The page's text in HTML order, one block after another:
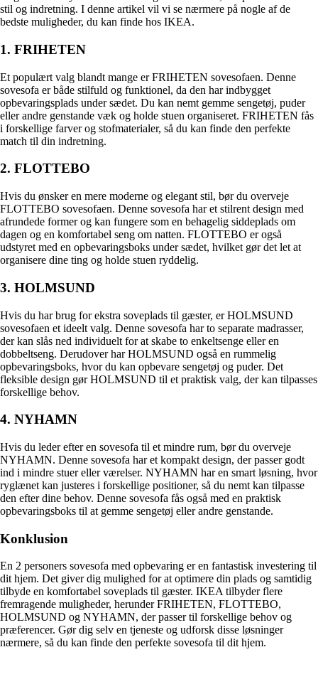
stil og indretning. I denne artikel vil vi se nærmere på nogle af de
bedste muligheder, du kan finde hos IKEA.
1. FRIHETEN
Et populært valg blandt mange er FRIHETEN sovesofaen. Denne
sovesofa er både stilfuld og funktionel, da den har indbygget
opbevaringsplads under sædet. Du kan nemt gemme sengetøj, puder
eller andre genstande væk og holde stuen organiseret. FRIHETEN fås
i forskellige farver og stofmaterialer, så du kan finde den perfekte
match til din indretning.
2. FLOTTEBO
Hvis du ønsker en mere moderne og elegant stil, bør du overveje
FLOTTEBO sovesofaen. Denne sovesofa har et stilrent design med
afrundede former og kan fungere som en behagelig siddeplads om
dagen og en komfortabel seng om natten. FLOTTEBO er også
udstyret med en opbevaringsboks under sædet, hvilket gør det let at
organisere dine ting og holde stuen ryddelig.
3. HOLMSUND
Hvis du har brug for ekstra soveplads til gæster, er HOLMSUND
sovesofaen et ideelt valg. Denne sovesofa har to separate madrasser,
der kan slås ned individuelt for at skabe to enkeltsenge eller en
dobbeltseng. Derudover har HOLMSUND også en rummelig
opbevaringsboks, hvor du kan opbevare sengetøj og puder. Det
fleksible design gør HOLMSUND til et praktisk valg, der kan tilpasses
forskellige behov.
4. NYHAMN
Hvis du leder efter en sovesofa til et mindre rum, bør du overveje
NYHAMN. Denne sovesofa har et kompakt design, der passer godt
ind i mindre stuer eller værelser. NYHAMN har en smart løsning, hvor
ryglænet kan justeres i forskellige positioner, så du nemt kan tilpasse
den efter dine behov. Denne sovesofa fås også med en praktisk
opbevaringsboks til at gemme sengetøj eller andre genstande.
Konklusion
En 2 personers sovesofa med opbevaring er en fantastisk investering til
dit hjem. Det giver dig mulighed for at optimere din plads og samtidig
tilbyde en komfortabel soveplads til gæster. IKEA tilbyder flere
fremragende muligheder, herunder FRIHETEN, FLOTTEBO,
HOLMSUND og NYHAMN, der passer til forskellige behov og
præferencer. Gør dig selv en tjeneste og udforsk disse løsninger
nærmere, så du kan finde den perfekte sovesofa til dit hjem.